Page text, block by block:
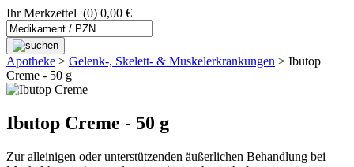
Ihr Merkzettel (0) 0,00 €
Apotheke > Gelenk-, Skelett- & Muskel­­erkrankungen > Ibutop
Creme - 50 g
Ibutop Creme - 50 g
Zur alleinigen oder unterstützenden äußerlichen Behandlung bei